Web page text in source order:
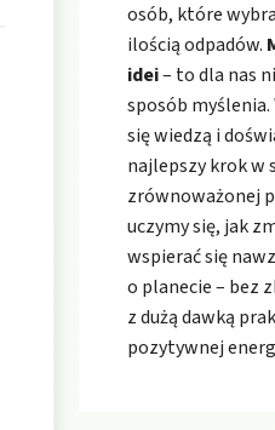
osób, które
ilością odpadów.
idei– to dla nas
sposób myślenia.
się wiedzą i
najlepszy krok w
zrównoważonej
uczymy się, jak
wspierać się
o planecie – bez
z dużą dawką
pozytywnej